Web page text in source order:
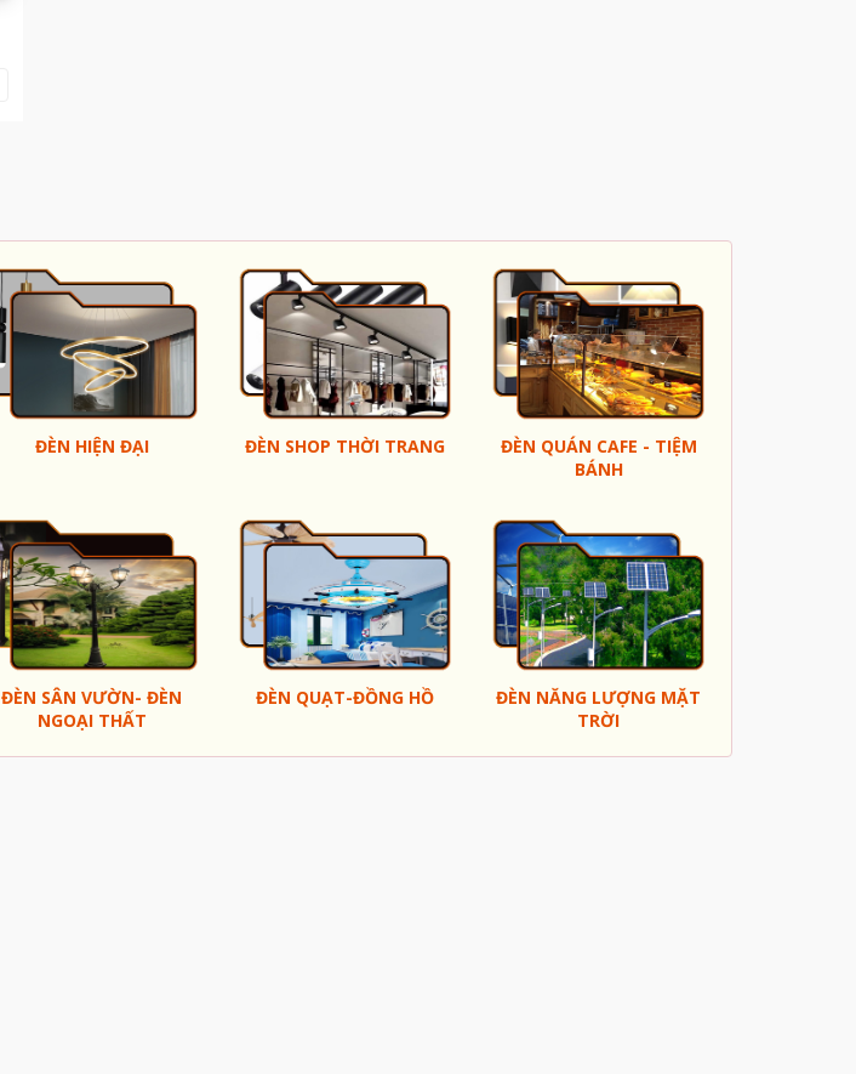
ĐÈN HIỆN ĐẠI ĐÈN SHOP THỜI TRANG
ĐÈN QUÁN CAFE - TIỆM
BÁNH
ĐÈN SÂN VƯỜN- ĐÈN
NGOẠI THẤT
ĐÈN QUẠT-ĐỒNG HỒ
ĐÈN NĂNG LƯỢNG MẶT
TRỜI